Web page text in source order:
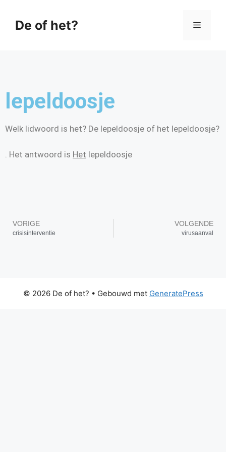
De of het?
lepeldoosje
Welk lidwoord is het? De lepeldoosje of het lepeldoosje?
. Het antwoord is Het lepeldoosje
VORIGE
crisisinterventie
VOLGENDE
virusaanval
© 2026 De of het? • Gebouwd met GeneratePress